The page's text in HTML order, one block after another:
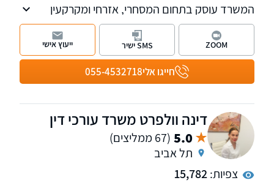
המשרד עוסק בתחום המסחרי, אזרחי ומקרקעין
ומספק כבר למעלה מ-23 שנה ייצוג משפטי
ללקוחות עסקיים ופרטיים. למשרד סניפים בתל
אביב וברחובות.
חייגו אלי055-4532718
ZOOM SMS ישיר ייעוץ אישי
דינה וולפרט משרד עורכי דין
5.0 (67 ממליצים)
תל אביב
צפיות:15,782